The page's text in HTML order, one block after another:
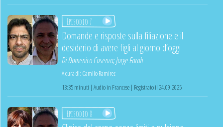
Episodio 7
Domande e risposte sulla filiazione e il
desiderio di avere figli al giorno d’oggi
DiDomenico Cosenza;Jorge Farah
A cura di: Camilo Ramírez
13:35 minuti | Audio in Francese | Registrato il 24.09.2025
Episodio 8